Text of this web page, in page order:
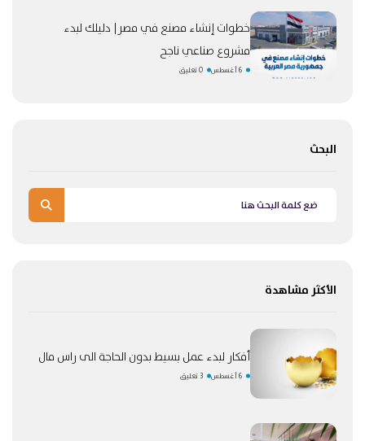
خطوات إنشاء مصنع في مصر| دليلك لبدء
مشروع صناعي ناجح
6 أغسطس 0 تعليق
البحث
الأكثر مشاهدة
أفكار لبدء عمل بسيط بدون الحاجة الى راس مال
6 أغسطس 3 تعليق